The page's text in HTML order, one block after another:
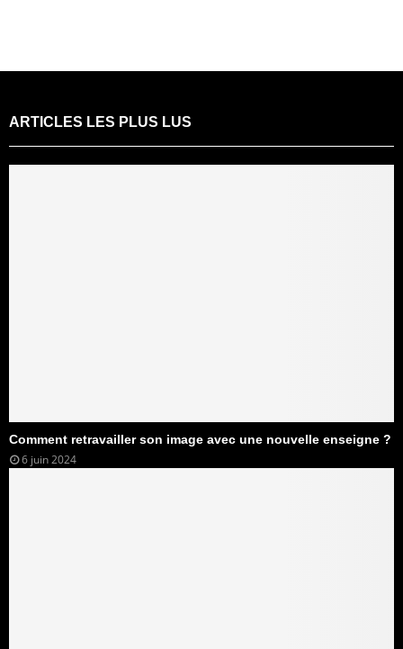
ARTICLES LES PLUS LUS
Comment retravailler son image avec une nouvelle enseigne ?
6 juin 2024